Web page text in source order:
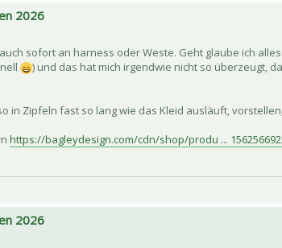
2026
sofort an harness oder Weste. Geht glaube ich alles
) und das hat mich irgendwie nicht so überzeugt,
in Zipfeln fast so lang wie das Kleid ausläuft,
https://bagleydesign.com/cdn/shop/produ ...
2026